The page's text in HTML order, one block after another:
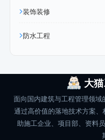
装饰装修
防水工程
大
面向国内建筑与工程管理领
通过高价值的落地技术方案
助施工企业、项目部、资料